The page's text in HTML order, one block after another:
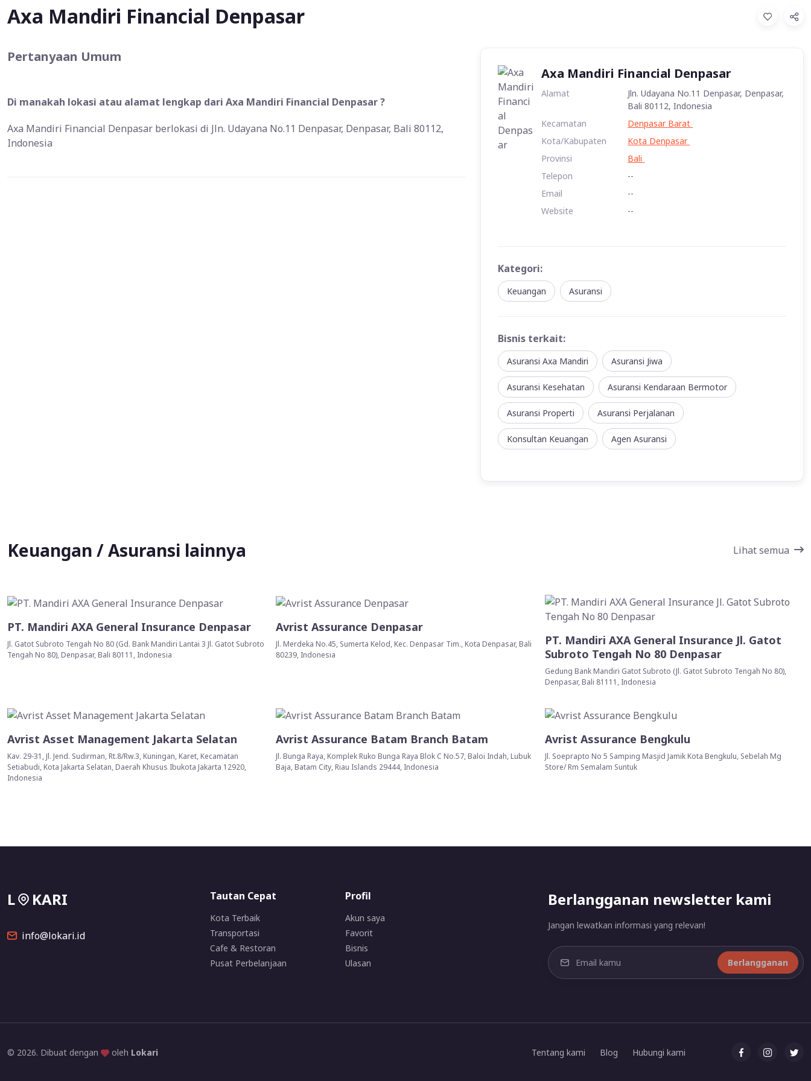
Axa Mandiri Financial Denpasar
Axa Mandiri Financial Denpasar
Alamat
Jln. Udayana No.11 Denpasar, Denpasar,
Bali 80112, Indonesia
Kecamatan
Denpasar Barat
Kota/Kabupaten
Kota Denpasar
Provinsi
Bali
Telepon
--
Email
--
Website
--
Kategori:
Keuangan Asuransi
Bisnis terkait:
Asuransi Axa Mandiri Asuransi Jiwa
Asuransi Kesehatan Asuransi Kendaraan Bermotor
Asuransi Properti Asuransi Perjalanan
Konsultan Keuangan Agen Asuransi
Pertanyaan Umum
Di manakah lokasi atau alamat lengkap dari Axa Mandiri Financial Denpasar ?
Axa Mandiri Financial Denpasar berlokasi di Jln. Udayana No.11 Denpasar, Denpasar, Bali 80112,
Indonesia
Keuangan / Asuransi lainnya Lihat semua
PT. Mandiri AXA General Insurance Denpasar
Jl. Gatot Subroto Tengah No 80 (Gd. Bank Mandiri Lantai 3 Jl. Gatot Subroto
Tengah No 80), Denpasar, Bali 80111, Indonesia
Avrist Assurance Denpasar
Jl. Merdeka No.45, Sumerta Kelod, Kec. Denpasar Tim., Kota Denpasar, Bali
80239, Indonesia
PT. Mandiri AXA General Insurance Jl. Gatot
Subroto Tengah No 80 Denpasar
Gedung Bank Mandiri Gatot Subroto (Jl. Gatot Subroto Tengah No 80),
Denpasar, Bali 81111, Indonesia
Avrist Asset Management Jakarta Selatan
Kav. 29-31, Jl. Jend. Sudirman, Rt.8/Rw.3, Kuningan, Karet, Kecamatan
Setiabudi, Kota Jakarta Selatan, Daerah Khusus Ibukota Jakarta 12920,
Indonesia
Avrist Assurance Batam Branch Batam
Jl. Bunga Raya, Komplek Ruko Bunga Raya Blok C No.57, Baloi Indah, Lubuk
Baja, Batam City, Riau Islands 29444, Indonesia
Avrist Assurance Bengkulu
Jl. Soeprapto No 5 Samping Masjid Jamik Kota Bengkulu, Sebelah Mg
Store/ Rm Semalam Suntuk
L KARI
info@lokari.id
Tautan Cepat
Kota Terbaik
Transportasi
Cafe & Restoran
Pusat Perbelanjaan
Profil
Akun saya
Favorit
Bisnis
Ulasan
Berlangganan newsletter kami
Jangan lewatkan informasi yang relevan!
Berlangganan
© 2026. Dibuat dengan oleh Lokari Tentang kami Blog Hubungi kami